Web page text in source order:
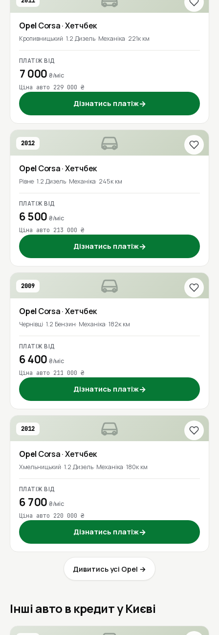
Opel Corsa· Хетчбек
Кропивницький 1.2 Дизель Механіка 221к км
ПЛАТІЖ ВІД
7 000₴/міс
Ціна авто 229 000 ₴
Дізнатись платіж→
2012
Opel Corsa· Хетчбек
Рівне 1.2 Дизель Механіка 245к км
ПЛАТІЖ ВІД
6 500₴/міс
Ціна авто 213 000 ₴
Дізнатись платіж→
2009
Opel Corsa· Хетчбек
Чернівці 1.2 Бензин Механіка 182к км
ПЛАТІЖ ВІД
6 400₴/міс
Ціна авто 211 000 ₴
Дізнатись платіж→
2012
Opel Corsa· Хетчбек
Хмельницький 1.2 Дизель Механіка 180к км
ПЛАТІЖ ВІД
6 700₴/міс
Ціна авто 220 000 ₴
Дізнатись платіж→
Дивитись усі Opel →
Інші авто в кредит у Києві